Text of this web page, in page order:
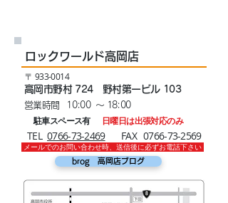
ロックワールド高岡店
​〒 933-0014
高岡市野村 724 野村第一ビル 103
営業時間 10:00 ～ 18:00
駐車スペース有 日曜日は出張対応のみ
​TEL 0766-73-2469​ ​FAX 0766-73-2569
​メールでのお問い合わせ時、送信後に必ずお電話下さい
brog 高岡店ブログ